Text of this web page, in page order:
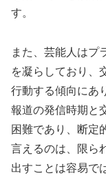
す。
また、芸能人はプ
を凝らしており、
行動する傾向にあ
報道の発信時期と
困難であり、断定
言えるのは、限ら
出すことは容易で